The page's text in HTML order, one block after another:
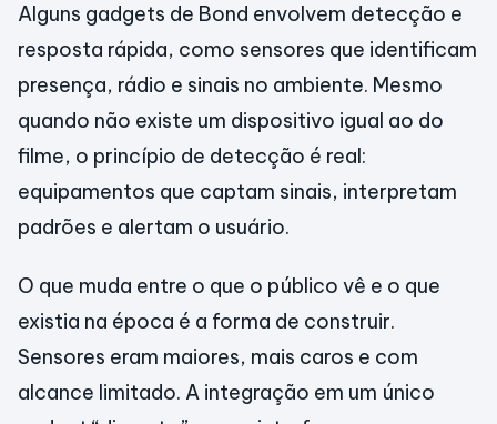
Alguns gadgets de Bond envolvem detecção e
resposta rápida, como sensores que identificam
presença, rádio e sinais no ambiente. Mesmo
quando não existe um dispositivo igual ao do
filme, o princípio de detecção é real:
equipamentos que captam sinais, interpretam
padrões e alertam o usuário.
O que muda entre o que o público vê e o que
existia na época é a forma de construir.
Sensores eram maiores, mais caros e com
alcance limitado. A integração em um único